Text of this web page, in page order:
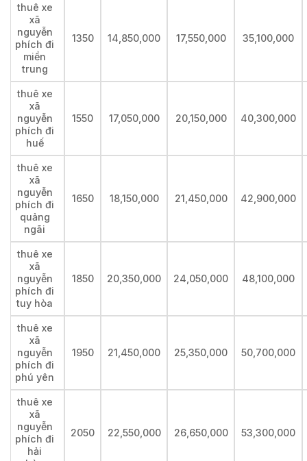
thuê xe
xã
nguyễn
phích đi
miền
trung
1350 14,850,000 17,550,000 35,100,000
thuê xe
xã
nguyễn
phích đi
huế
1550 17,050,000 20,150,000 40,300,000
thuê xe
xã
nguyễn
phích đi
quảng
ngãi
1650 18,150,000 21,450,000 42,900,000
thuê xe
xã
nguyễn
phích đi
tuy hòa
1850 20,350,000 24,050,000 48,100,000
thuê xe
xã
nguyễn
phích đi
phú yên
1950 21,450,000 25,350,000 50,700,000
thuê xe
xã
nguyễn
phích đi
hải
2050 22,550,000 26,650,000 53,300,000